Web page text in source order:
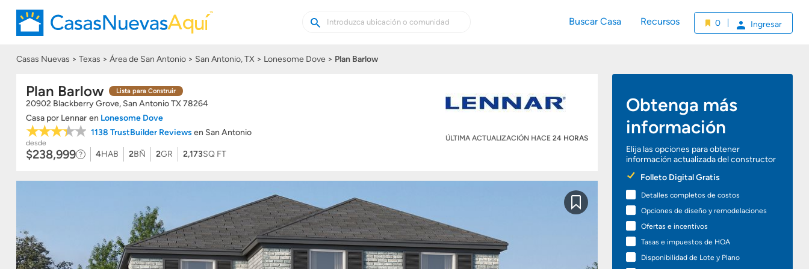
Buscar
casas
Buscar
Buscar Casa Recursos 0 Ingresar
Casas Nuevas Texas Área de San Antonio San Antonio, TX Lonesome Dove Plan Barlow
Plan Barlow Lista para Construir
20902 Blackberry Grove, San AntonioTX78264
Casa por Lennar en Lonesome Dove
1138 TrustBuilder Reviews en San Antonio
ÚLTIMA ACTUALIZACIÓN HACE 24 HORAS
desde
$238,999 4HAB 2BÑ 2GR 2,173SQ FT
Obtenga más
información
Elija las opciones para obtener
información actualizada del constructor
Preferred
Options
Folleto Digital Gratis
Detalles completos de costos
Opciones de diseño y remodelaciones
Ofertas e incentivos
Tasas e impuestos de HOA
Disponibilidad de Lote y Plano
Guardar